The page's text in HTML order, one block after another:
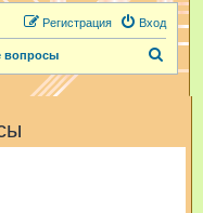
Вход
Регистрация
вопросы